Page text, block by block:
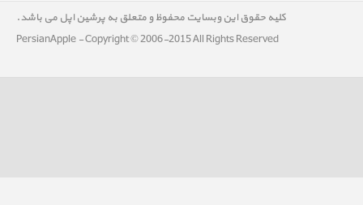
کلیه حقوق این وبسایت محفوظ و متعلق به پرشین اپل می باشد.
PersianApple - Copyright © 2006-2015 All Rights Reserved